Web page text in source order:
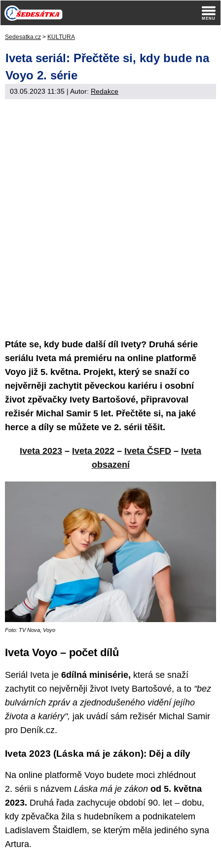
Sedesatka.cz > KULTURA
Iveta seriál: Přečtěte si, kdy bude na
Voyo 2. série
03.05.2023 11:35 | Autor: Redakce
Ptáte se, kdy bude další díl Ivety? Druhá série
seriálu Iveta má premiéru na online platformě
Voyo již 5. května. Projekt, který se snaží co
nejvěrněji zachytit pěveckou kariéru i osobní
život zpěvačky Ivety Bartošové, připravoval
režisér Michal Samir 5 let. Přečtěte si, na jaké
herce a díly se můžete ve 2. sérii těšit.
Iveta 2023 – Iveta 2022 – Iveta ČSFD – Iveta
obsazení
Foto: TV Nova, Voyo
Iveta Voyo – počet dílů
Seriál Iveta je 6dílná minisérie, která se snaží
zachytit co nejvěrněji život Ivety Bartošové, a to "bez
bulvárních zpráv a zjednodušeného vidění jejího
života a kariéry", jak uvádí sám režisér Michal Samir
pro Deník.cz.
Iveta 2023 (Láska má je zákon): Děj a díly
Na online platformě Voyo budete moci zhlédnout
2. sérii s názvem Láska má je zákon od 5. května
2023. Druhá řada zachycuje období 90. let – dobu,
kdy zpěvačka žila s hudebníkem a podnikatelem
Ladislavem Štaidlem, se kterým měla jediného syna
Artura.